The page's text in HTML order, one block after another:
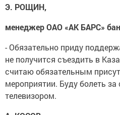
Э. РОЩИН,
менеджер ОАО «АК БАРС»
- Обязательно приду
не получится съездить в
считаю обязательным
мероприятии. Буду болеть за
телевизором.